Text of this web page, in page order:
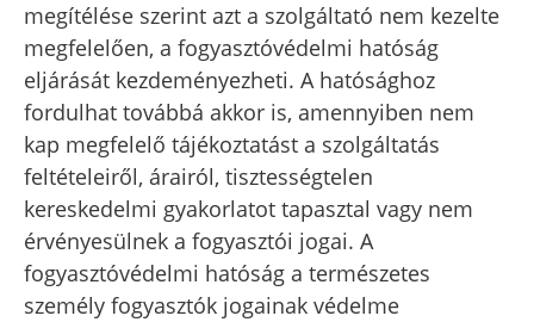
megítélése szerint azt a szolgáltató nem kezelte
megfelelően, a fogyasztóvédelmi hatóság
eljárását kezdeményezheti. A hatósághoz
fordulhat továbbá akkor is, amennyiben nem
kap megfelelő tájékoztatást a szolgáltatás
feltételeiről, árairól, tisztességtelen
kereskedelmi gyakorlatot tapasztal vagy nem
érvényesülnek a fogyasztói jogai. A
fogyasztóvédelmi hatóság a természetes
személy fogyasztók jogainak védelme